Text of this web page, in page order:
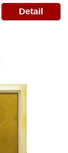
Detail